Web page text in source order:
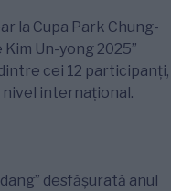
la Cupa Park Chung-
Un-yong 2025”
cei 12 participanți,
nivel internațional.
desfășurată anul